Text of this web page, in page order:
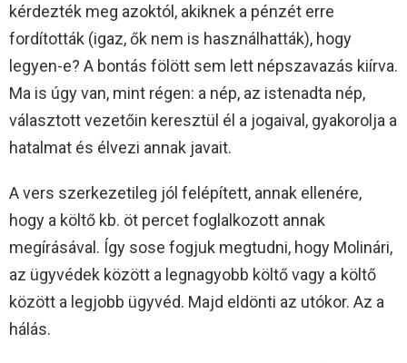
kérdezték meg azoktól, akiknek a pénzét erre
fordították (igaz, ők nem is használhatták), hogy
legyen-e? A bontás fölött sem lett népszavazás kiírva.
Ma is úgy van, mint régen: a nép, az istenadta nép,
választott vezetőin keresztül él a jogaival, gyakorolja a
hatalmat és élvezi annak javait.
A vers szerkezetileg jól felépített, annak ellenére,
hogy a költő kb. öt percet foglalkozott annak
megírásával. Így sose fogjuk megtudni, hogy Molinári,
az ügyvédek között a legnagyobb költő vagy a költő
között a legjobb ügyvéd. Majd eldönti az utókor. Az a
hálás.